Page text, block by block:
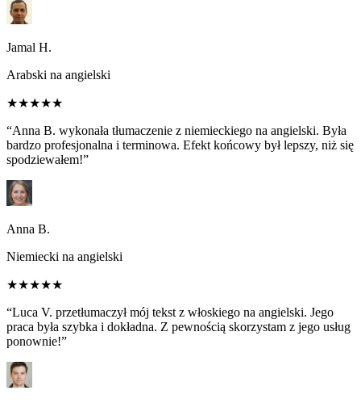
Jamal H.
Arabski na angielski
★★★★★
“Anna B. wykonała tłumaczenie z niemieckiego na angielski. Była
bardzo profesjonalna i terminowa. Efekt końcowy był lepszy, niż się
spodziewałem!”
Anna B.
Niemiecki na angielski
★★★★★
“Luca V. przetłumaczył mój tekst z włoskiego na angielski. Jego
praca była szybka i dokładna. Z pewnością skorzystam z jego usług
ponownie!”